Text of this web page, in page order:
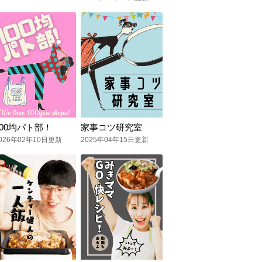
均パト部！
年02年10日更新
家事コツ研究室
2025年04年15日更新